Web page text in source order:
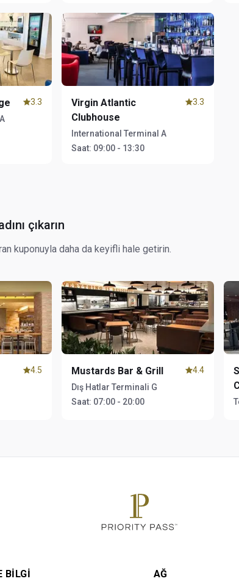
3.3
Virgin Atlantic
Clubhouse
International Terminal A
Saat: 09:00 - 13:30
3.3
çıkarın
kuponuyla daha da keyifli hale getirin.
4.5 Mustards Bar & Grill
Dış Hatlar Terminali G
Saat: 07:00 - 20:00
4.4
BILGI AĞ